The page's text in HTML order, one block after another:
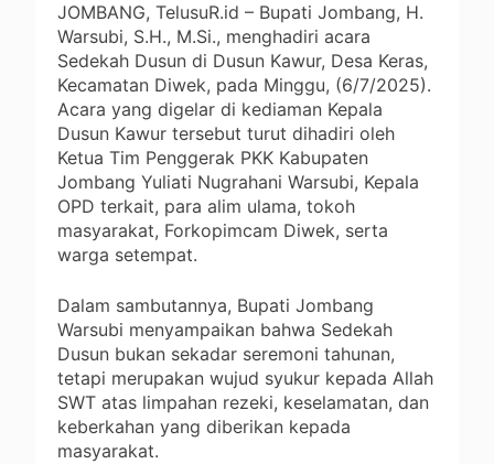
JOMBANG, TelusuR.id – Bupati Jombang, H.
Warsubi, S.H., M.Si., menghadiri acara
Sedekah Dusun di Dusun Kawur, Desa Keras,
Kecamatan Diwek, pada Minggu, (6/7/2025).
Acara yang digelar di kediaman Kepala
Dusun Kawur tersebut turut dihadiri oleh
Ketua Tim Penggerak PKK Kabupaten
Jombang Yuliati Nugrahani Warsubi, Kepala
OPD terkait, para alim ulama, tokoh
masyarakat, Forkopimcam Diwek, serta
warga setempat.
Dalam sambutannya, Bupati Jombang
Warsubi menyampaikan bahwa Sedekah
Dusun bukan sekadar seremoni tahunan,
tetapi merupakan wujud syukur kepada Allah
SWT atas limpahan rezeki, keselamatan, dan
keberkahan yang diberikan kepada
masyarakat.